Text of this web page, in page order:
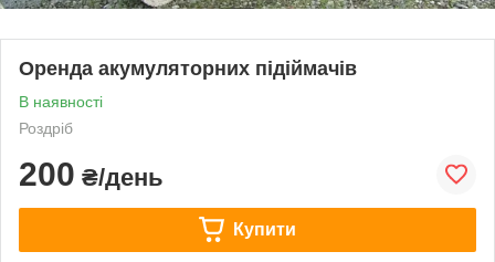
Оренда акумуляторних підіймачів
В наявності
Роздріб
200 ₴/день
Купити